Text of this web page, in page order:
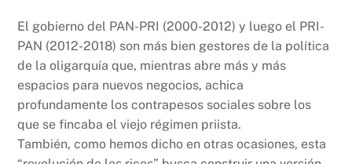
El gobierno del PAN-PRI (2000-2012) y luego el PRI-
PAN (2012-2018) son más bien gestores de la política
de la oligarquía que, mientras abre más y más
espacios para nuevos negocios, achica
profundamente los contrapesos sociales sobre los
que se fincaba el viejo régimen priista.
También, como hemos dicho en otras ocasiones, esta